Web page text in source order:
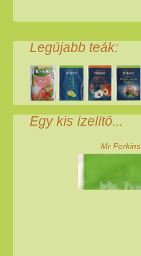
Legújabb teák:
Egy kis ízelítő...
Mr Perkins